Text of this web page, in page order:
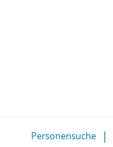
Personensuche